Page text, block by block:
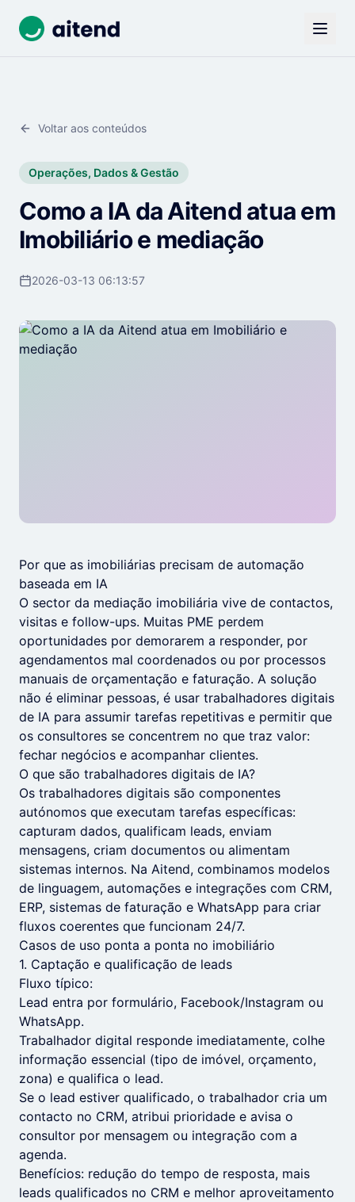
Voltar aos conteúdos
Operações, Dados & Gestão
Como a IA da Aitend atua em
Imobiliário e mediação
2026-03-13 06:13:57
Por que as imobiliárias precisam de automação
baseada em IA
O sector da mediação imobiliária vive de contactos,
visitas e follow-ups. Muitas PME perdem
oportunidades por demorarem a responder, por
agendamentos mal coordenados ou por processos
manuais de orçamentação e faturação. A solução
não é eliminar pessoas, é usar trabalhadores digitais
de IA para assumir tarefas repetitivas e permitir que
os consultores se concentrem no que traz valor:
fechar negócios e acompanhar clientes.
O que são trabalhadores digitais de IA?
Os trabalhadores digitais são componentes
autónomos que executam tarefas específicas:
capturam dados, qualificam leads, enviam
mensagens, criam documentos ou alimentam
sistemas internos. Na Aitend, combinamos modelos
de linguagem, automações e integrações com CRM,
ERP, sistemas de faturação e WhatsApp para criar
fluxos coerentes que funcionam 24/7.
Casos de uso ponta a ponta no imobiliário
1. Captação e qualificação de leads
Fluxo típico:
Lead entra por formulário, Facebook/Instagram ou
WhatsApp.
Trabalhador digital responde imediatamente, colhe
informação essencial (tipo de imóvel, orçamento,
zona) e qualifica o lead.
Se o lead estiver qualificado, o trabalhador cria um
contacto no CRM, atribui prioridade e avisa o
consultor por mensagem ou integração com a
agenda.
Benefícios: redução do tempo de resposta, mais
leads qualificados no CRM e melhor aproveitamento